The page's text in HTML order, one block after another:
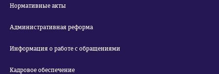
Нормативные акты
Административная реформа
Информация о работе с обращениями
Кадровое обеспечение